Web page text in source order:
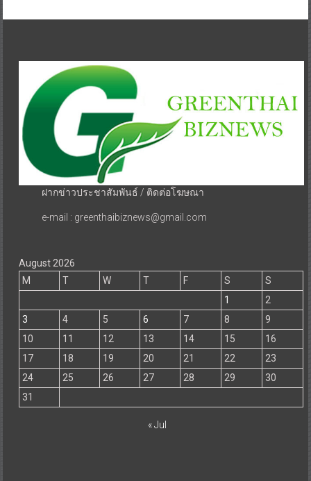
ฝากข่าวประชาสัมพันธ์ / ติดต่อโฆษณา
e-mail : greenthaibiznews@gmail.com
August 2026
M
T W T F S
S
1
2
3
4 5 6 7 8
9
10
11 12 13 14 15
16
17
18 19 20 21 22
23
24
25 26 27 28 29
30
31
« Jul